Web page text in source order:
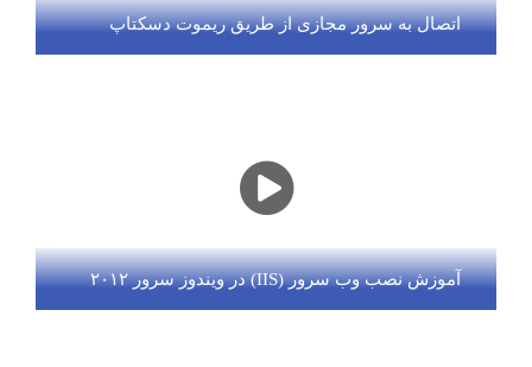
اتصال به سرور مجازی از طریق ریموت دسکتاپ
آموزش نصب وب سرور (IIS) در ویندوز سرور ۲۰۱۲